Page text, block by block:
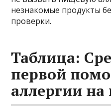
незнакомые продукты
проверки.
Таблица:
первой
аллергии на